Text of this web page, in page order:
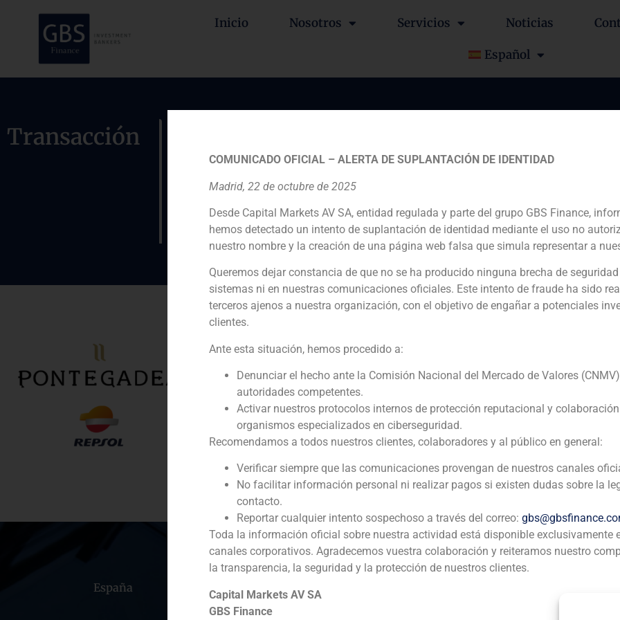
Inicio Nosotros Servicios Noticias
Español
Transacción
Repsol del 49% del complejo
parque fotovoltaico de 127 MW de
instalada.
Cliente:
Pontegadea
Servicio / Sector
Corporate Finance,Energía
Asesor de Pontegadea en la adquisición del 49% del
España Portugal Colombia
COMUNICADO OFICIAL – ALERTA DE SUPLANTACIÓN DE IDENTIDAD
Madrid, 22 de octubre de 2025
Desde Capital Markets AV SA, entidad regulada y parte del grupo GBS Finance,
hemos detectado un intento de suplantación de identidad mediante el uso no
nuestro nombre y la creación de una página web falsa que simula representar a
Queremos dejar constancia de que no se ha producido ninguna brecha de
sistemas ni en nuestras comunicaciones oficiales. Este intento de fraude ha sido
terceros ajenos a nuestra organización, con el objetivo de engañar a potenciales
clientes.
Ante esta situación, hemos procedido a:
Denunciar el hecho ante la Comisión Nacional del Mercado de Valores
autoridades competentes.
Activar nuestros protocolos internos de protección reputacional y
organismos especializados en ciberseguridad.
Recomendamos a todos nuestros clientes, colaboradores y al público en general:
Verificar siempre que las comunicaciones provengan de nuestros canales
No facilitar información personal ni realizar pagos si existen dudas sobre la
contacto.
Reportar cualquier intento sospechoso a través del correo:
Toda la información oficial sobre nuestra actividad está disponible exclusivamente
canales corporativos. Agradecemos vuestra colaboración y reiteramos nuestro
la transparencia, la seguridad y la protección de nuestros clientes.
Capital Markets AV SA
GBS Finance